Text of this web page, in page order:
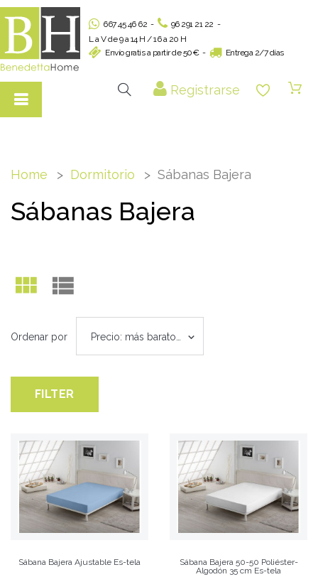
667 45 46 62 - 96 291 21 22 -
L a V de 9 a 14 H / 16 a 20 H
Envío gratis a partir de 50€ - Entrega 2/7 días
Registrarse
Home Dormitorio Sábanas Bajera
Sábanas Bajera
Ordenar por
FILTER
Sábana Bajera Ajustable Es-tela
Sábana Bajera 50-50 Poliéster-
Algodón 35 cm Es-tela